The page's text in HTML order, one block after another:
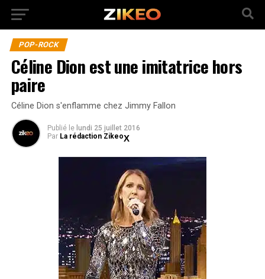
POP-ROCK
Céline Dion est une imitatrice hors
paire
Céline Dion s'enflamme chez Jimmy Fallon
Publié le lundi 25 juillet 2016
Par La rédaction Zikeo